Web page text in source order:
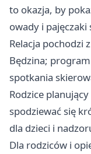
to okazja, by
owady i pajęczaki
Relacja pochodzi
Będzina;
spotkania
Rodzice
spodziewać się
dla dzieci i
Dla rodziców i